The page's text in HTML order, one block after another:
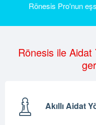
Rönesis Pro'nun
Rönesis ile Aidat
Akıllı Aidat